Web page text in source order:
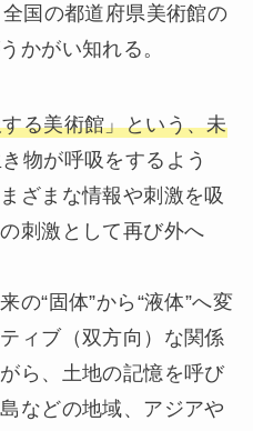
国の都道府県美術館の
かがい知れる。
る美術館」という、未
物が呼吸をするよう
ざまな情報や刺激を吸
刺激として再び外へ
の“固体”から“液体”へ変
ィブ（双方向）な関係
ら、土地の記憶を呼び
などの地域、アジアや